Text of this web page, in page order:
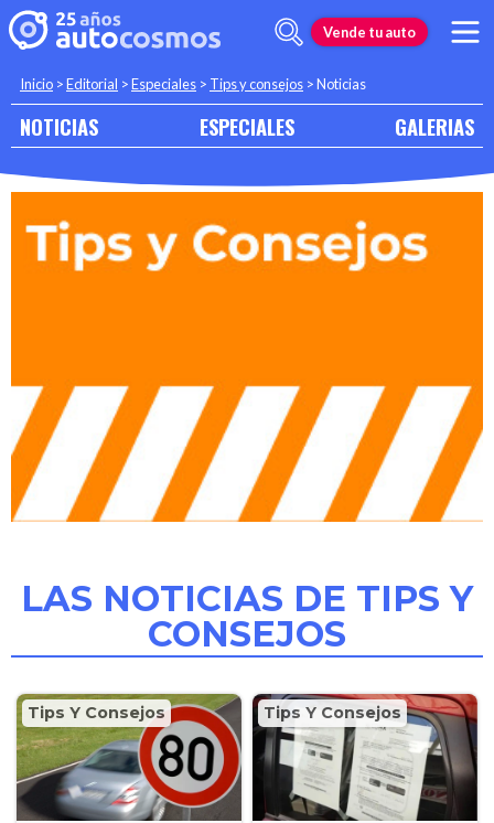
Vende tu auto
Inicio >Editorial >Especiales > Tips y consejos >Noticias
NOTICIAS ESPECIALES GALERIAS
LAS NOTICIAS DE TIPS Y
CONSEJOS
Tips Y Consejos Tips Y Consejos